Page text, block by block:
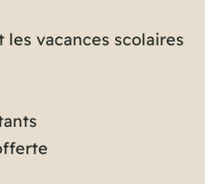
les vacances scolaires